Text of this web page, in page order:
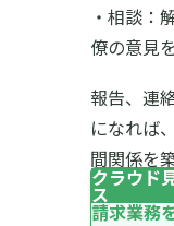
・相談：
僚の意見
報告、連
になれば
間関係を
クラウド
ス
請求業務